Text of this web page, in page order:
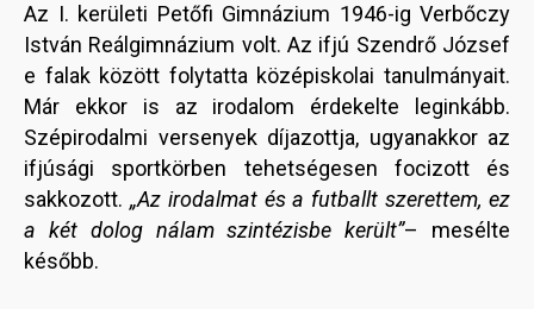
Az I. kerületi Petőfi Gimnázium 1946-ig Verbőczy
István Reálgimnázium volt. Az ifjú Szendrő József
e falak között folytatta középiskolai tanulmányait.
Már ekkor is az irodalom érdekelte leginkább.
Szépirodalmi versenyek díjazottja, ugyanakkor az
ifjúsági sportkörben tehetségesen focizott és
sakkozott. „Az irodalmat és a futballt szerettem, ez
a két dolog nálam szintézisbe került”– mesélte
később.